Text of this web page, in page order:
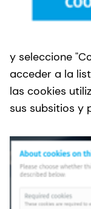
y seleccione
acceder a la
las cookies
sus subsitios y